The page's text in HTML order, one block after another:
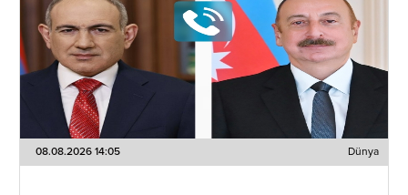
08.08.2026 14:05 Dünya